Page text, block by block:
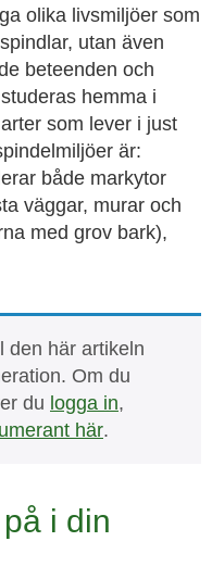
olika livsmiljöer som
utan även
beteenden och
hemma i
som lever i just
är:
både markytor
väggar, murar och
med grov bark),
den här artikeln
Om du
du logga in,
här.
i din